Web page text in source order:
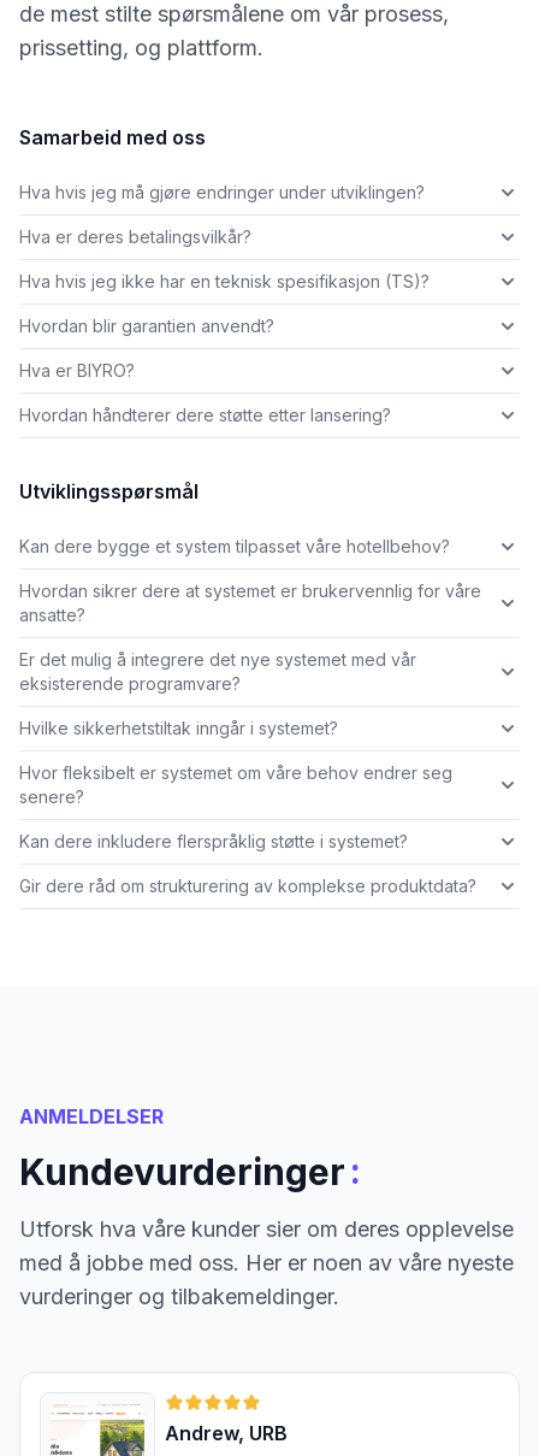
de mest stilte spørsmålene om vår prosess,
prissetting, og plattform.
Samarbeid med oss
Hva hvis jeg må gjøre endringer under utviklingen?
Hva er deres betalingsvilkår?
Hva hvis jeg ikke har en teknisk spesifikasjon (TS)?
Hvordan blir garantien anvendt?
Hva er BIYRO?
Hvordan håndterer dere støtte etter lansering?
Utviklingsspørsmål
Kan dere bygge et system tilpasset våre hotellbehov?
Hvordan sikrer dere at systemet er brukervennlig for våre
ansatte?
Er det mulig å integrere det nye systemet med vår
eksisterende programvare?
Hvilke sikkerhetstiltak inngår i systemet?
Hvor fleksibelt er systemet om våre behov endrer seg
senere?
Kan dere inkludere flerspråklig støtte i systemet?
Gir dere råd om strukturering av komplekse produktdata?
ANMELDELSER
Kundevurderinger:
Utforsk hva våre kunder sier om deres opplevelse
med å jobbe med oss. Her er noen av våre nyeste
vurderinger og tilbakemeldinger.
Andrew, URB